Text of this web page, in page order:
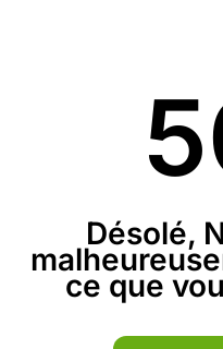
Désolé,
ce que